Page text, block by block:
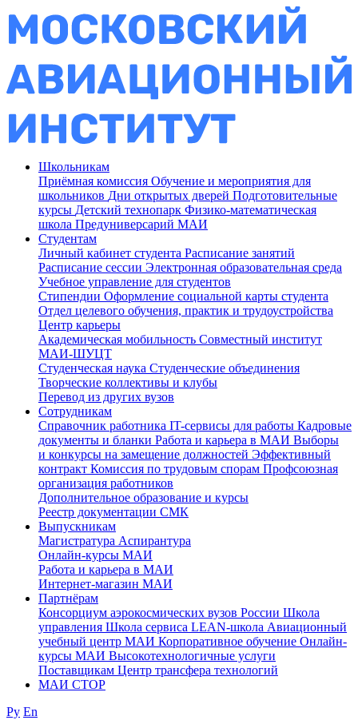
Школьникам
Приёмная комиссия Обучение и мероприятия для
школьников Дни открытых дверей Подготовительные
курсы Детский технопарк Физико-математическая
школа Предуниверсарий МАИ
Студентам
Личный кабинет студента Расписание занятий
Расписание сессии Электронная образовательная среда
Учебное управление для студентов
Стипендии Оформление социальной карты студента
Отдел целевого обучения, практик и трудоустройства
Центр карьеры
Академическая мобильность Совместный институт
МАИ-ШУЦТ
Студенческая наука Студенческие объединения
Творческие коллективы и клубы
Перевод из других вузов
Сотрудникам
Cправочник работника IT-сервисы для работы Кадровые
документы и бланки Работа и карьера в МАИ Выборы
и конкурсы на замещение должностей Эффективный
контракт Комиссия по трудовым спорам Профсоюзная
организация работников
Дополнительное образование и курсы
Реестр документации СМК
Выпускникам
Магистратура Аспирантура
Онлайн-курсы МАИ
Работа и карьера в МАИ
Интернет-магазин МАИ
Партнёрам
Консорциум аэрокосмических вузов России Школа
управления Школа сервиса LEAN-школа Авиационный
учебный центр МАИ Корпоративное обучение Онлайн-
курсы МАИ Высокотехнологичные услуги
Поставщикам Центр трансфера технологий
МАИ СТОР
Ру En